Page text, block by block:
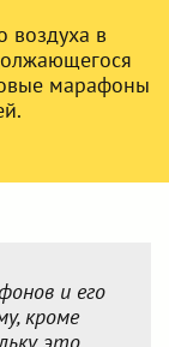
воздуха в
марафоны
и его
кроме